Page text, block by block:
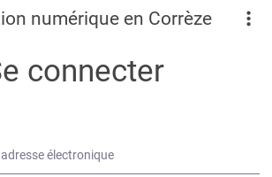
numérique en Corrèze
connecter
électronique